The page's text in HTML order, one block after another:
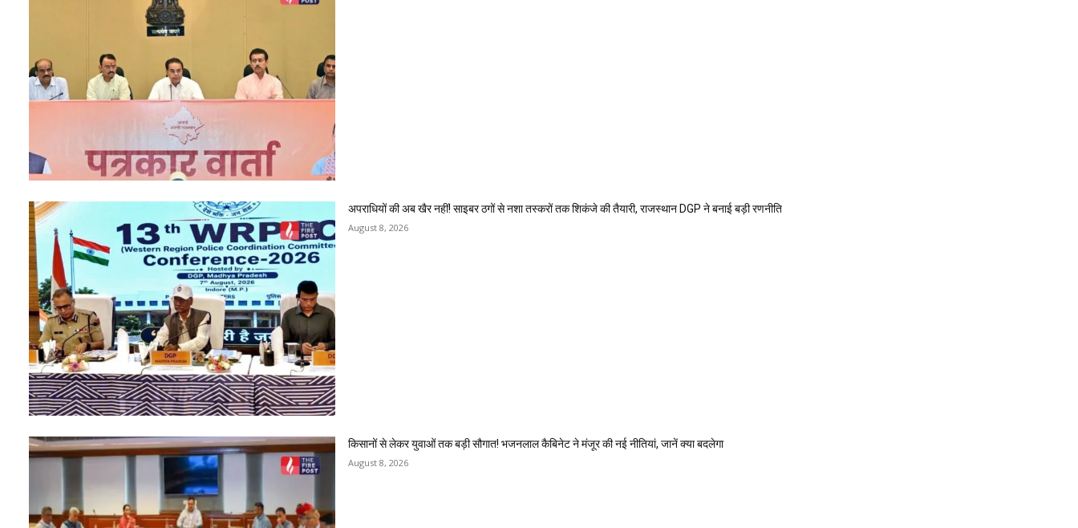
अपराधियों की अब खैर नहीं! साइबर ठगों से नशा तस्करों तक शिकंजे की तैयारी, राजस्थान DGP ने बनाई बड़ी रणनीति
August 8, 2026
किसानों से लेकर युवाओं तक बड़ी सौगात! भजनलाल कैबिनेट ने मंजूर की नई नीतियां, जानें क्या बदलेगा
August 8, 2026